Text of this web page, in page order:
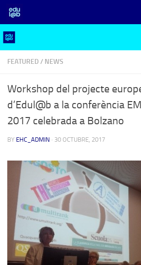
Skip to content
FEATURED / NEWS
Workshop del projecte
d’Edul@b a la conferència
2017 celebrada a Bolzano
BY EHC_ADMIN · 30 OCTUBRE, 2017